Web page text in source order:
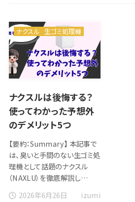
ナクスルは後悔する？
使ってわかった予想外
のデメリット5つ
【要約：Summary】 本記事で
は、臭いと手間のない生ゴミ処
理機として話題のナクスル
（NAXLU）を徹底解説し…
2026年6月26日
ナクスル 生ゴミ処理機
izumi